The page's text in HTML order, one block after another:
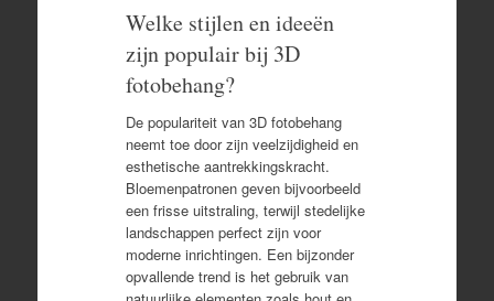
Welke stijlen en ideeën
zijn populair bij 3D
fotobehang?
De populariteit van 3D fotobehang
neemt toe door zijn veelzijdigheid en
esthetische aantrekkingskracht.
Bloemenpatronen geven bijvoorbeeld
een frisse uitstraling, terwijl stedelijke
landschappen perfect zijn voor
moderne inrichtingen. Een bijzonder
opvallende trend is het gebruik van